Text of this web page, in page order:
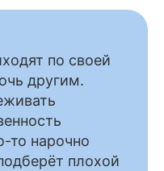
по своей
другим.
то нарочно
плохой